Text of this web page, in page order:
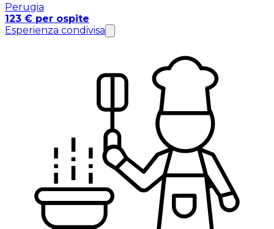
Perugia
123 € per ospite
Esperienza condivisa